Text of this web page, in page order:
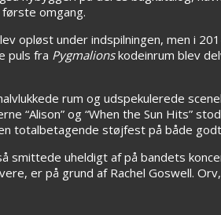
omgang.
opløst under indspilningen, men i
puls fra Pygmalionskodeinrum blev
rum og udspekulerede
“Alison” og “When the Sun Hits”
totalbetagende støjfest på både
smittede uheldigt af på bandets
er på grund af Rachel Goswell.